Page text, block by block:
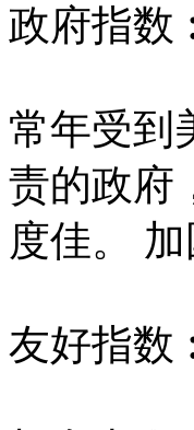
政府指
常年受到
责的政府
度佳。
友好指